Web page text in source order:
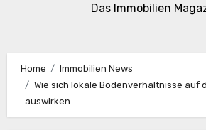
Das Immobilien
Home
Immobilien News
Wie sich lokale Bodenverhältnisse auf
auswirken